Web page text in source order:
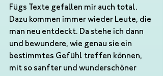
Fügs Texte gefallen mir auch total.
Dazu kommen immer wieder Leute, die
man neu entdeckt. Da stehe ich dann
und bewundere, wie genau sie ein
bestimmtes Gefühl treffen können,
mit so sanfter und wunderschöner